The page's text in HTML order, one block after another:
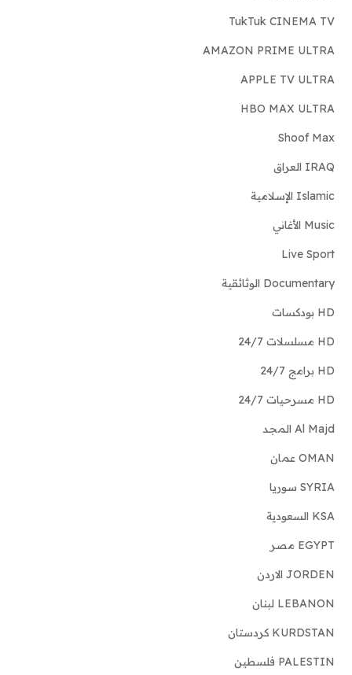
TukTuk CINEMA TV
AMAZON PRIME ULTRA
APPLE TV ULTRA
HBO MAX ULTRA
Shoof Max
IRAQ العراق
Islamic الإسلامية
Music الأغاني
Live Sport
Documentary الوثائقية
HD بودكسات
HD مسلسلات 24/7
HD برامج 24/7
HD مسرحيات 24/7
Al Majd المجد
OMAN عمان
SYRIA سوريا
KSA السعودية
EGYPT مصر
JORDEN الاردن
LEBANON لبنان
KURDSTAN كردستان
PALESTIN فلسطين